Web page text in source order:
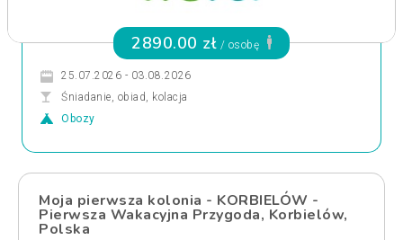
2890.00 zł / osobę
25.07.2026 - 03.08.2026
Śniadanie, obiad, kolacja
Obozy
Moja pierwsza kolonia - KORBIELÓW -
Pierwsza Wakacyjna Przygoda, Korbielów,
Polska